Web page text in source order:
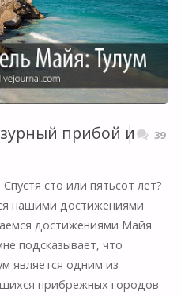
прибой и
39
сто или пятьсот лет?
нашими достижениями
достижениями Майя
подсказывает, что
является одним из
прибрежных городов